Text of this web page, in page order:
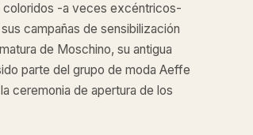
coloridos -a veces excéntricos-
campañas de sensibilización
de Moschino, su antigua
parte del grupo de moda Aeffe
ceremonia de apertura de los